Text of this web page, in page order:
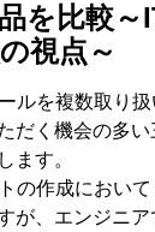
を比較～
視点～
ルを複数取り
だく機会の多
ます。
の作成におい
が、エンジニ